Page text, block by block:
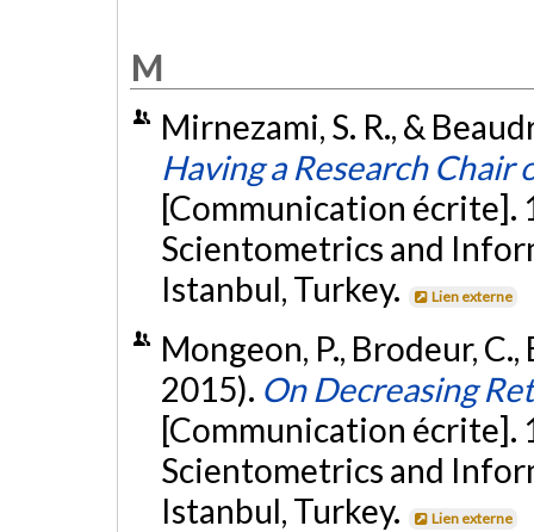
M
Mirnezami, S. R., &
Having a Research
[Communication
Scientometrics and
Istanbul, Turkey.
Lien externe
Mongeon, P., Brodeur,
2015). On Decreasing
[Communication
Scientometrics and
Istanbul, Turkey.
Lien externe